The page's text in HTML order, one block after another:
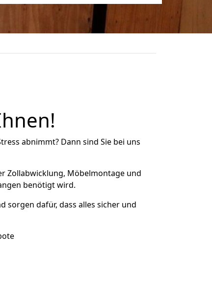
abnimmt? Dann sind Sie bei uns
Zollabwicklung, Möbelmontage und
benötigt wird.
sorgen dafür, dass alles sicher und